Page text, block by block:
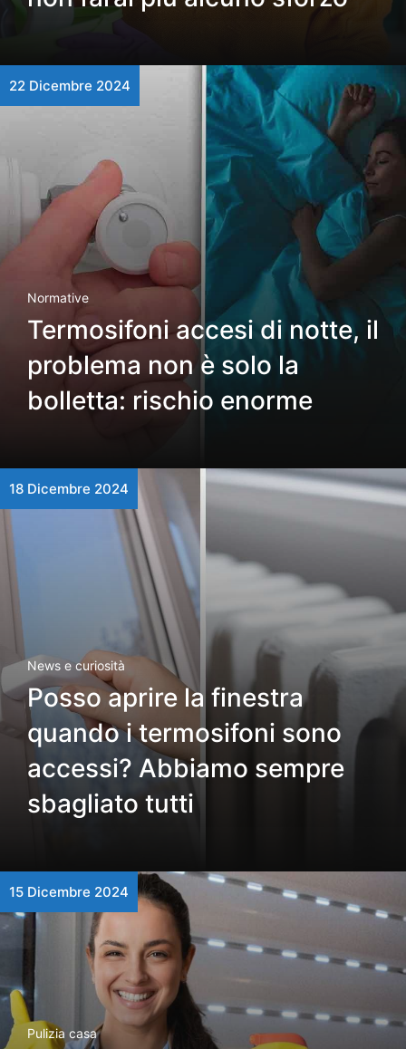
22 Dicembre 2024
Normative
Termosifoni accesi di notte, il
problema non è solo la
bolletta: rischio enorme
18 Dicembre 2024
News e curiosità
Posso aprire la finestra
quando i termosifoni sono
accessi? Abbiamo sempre
sbagliato tutti
15 Dicembre 2024
Pulizia casa